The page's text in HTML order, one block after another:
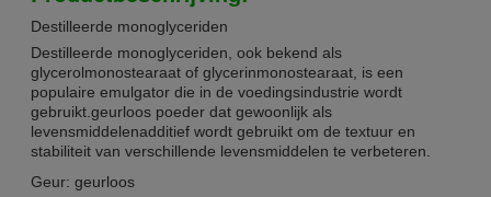
Destilleerde monoglyceriden
Destilleerde monoglyceriden, ook bekend als
glycerolmonostearaat of glycerinmonostearaat, is een
populaire emulgator die in de voedingsindustrie wordt
gebruikt.geurloos poeder dat gewoonlijk als
levensmiddelenadditief wordt gebruikt om de textuur en
stabiliteit van verschillende levensmiddelen te verbeteren.
Geur: geurloos